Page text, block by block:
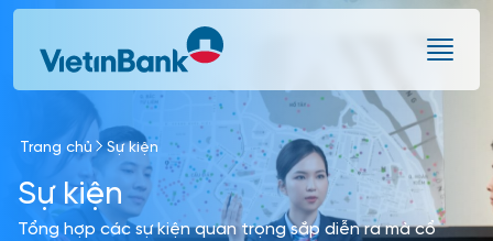
Skip to Main Content
Trang chủ Sự kiện
Sự kiện
Tổng hợp các sự kiện quan trọng sắp diễn ra mà cổ